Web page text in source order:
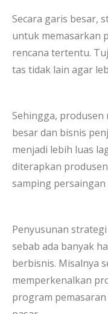
Secara garis besar,
untuk memasarkan
rencana tertentu.
tas tidak lain agar
Sehingga,
besar dan bisnis
menjadi lebih luas
diterapkan
samping persaingan
Penyusunan
sebab ada banyak
berbisnis. Misalnya
memperkenalkan
program